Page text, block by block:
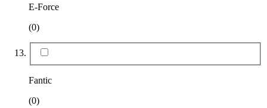
E-Force
(0)
Fantic
(0)